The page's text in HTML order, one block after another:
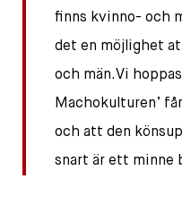
finns kvinno- och
det en möjlighet
och män.Vi
Machokulturen’
och att den
snart är ett minne